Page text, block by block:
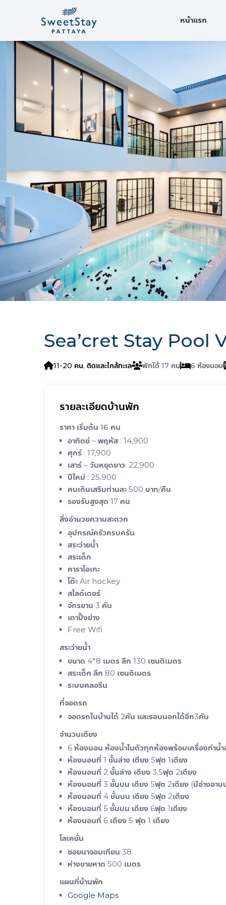
หน้าแรก
Sea’cret Stay Pool
11-20 คน, ติดและใกล้ทะเล 17 6
รายละเอียดบ้านพัก
ราคา เริ่มต้น 16 คน
อาทิตย์ – พฤหัส : 14,900
ศุกร์ : 17,900
เสาร์ – วันหยุดยาว: 22,900
ปีใหม่ : 25,900
คนเกินเสริมท่านละ 500 บาท/คืน
รองรับสูงสุด 17 คน
สิ่งอำนวยความสะดวก
อุปกรณ์ครัวครบครัน
สระว่ายน้ำ
สระเด็ก
คาราโอเกะ
โต๊ะ Air hockey
สไลด์เดอร์
จักรยาน 3 คัน
เตาปิ้งย่าง
Free Wifi
สระว่ายน้ำ
ขนาด 4*8 เมตร ลึก 130 เซนติเมตร
สระเด็ก ลึก 80 เซนติเมตร
ระบบคลอรีน
ที่จอดรถ
จอดรถในบ้านได้ 2คัน และรอบนอกได้อีก3คัน
จำนวนเตียง
6 ห้องนอน ห้องน้ำในตัวทุกห้องพร้อมเครื่องทำน้
ห้องนอนที่ 1 ชั้นล่าง เตียง 5ฟุต 1เตียง
ห้องนอนที่ 2 ชั้นล่าง เตียง 3.5ฟุต 2เตียง
ห้องนอนที่ 3 ชั้นบน เตียง 5ฟุต 2เตียง (มีอ่างอาบ
ห้องนอนที่ 4 ชั้นบน เตียง 5ฟุต 2เตียง
ห้องนอนที่ 5 ชั้นบน เตียง 6ฟุต 1เตียง
ห้องนอนที่ 6 เตียง 5 ฟุต 1 เตียง
โลเคชั่น
ซอยนาจอมเทียน 38
ห่างชายหาด 500 เมตร
แผนที่บ้านพัก
Google Maps